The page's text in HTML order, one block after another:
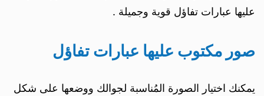
عليها عبارات تفاؤل قوية وجميلة .
صور مكتوب عليها عبارات تفاؤل
يمكنك اختيار الصورة المُناسبة لجوالك ووضعها على شكل